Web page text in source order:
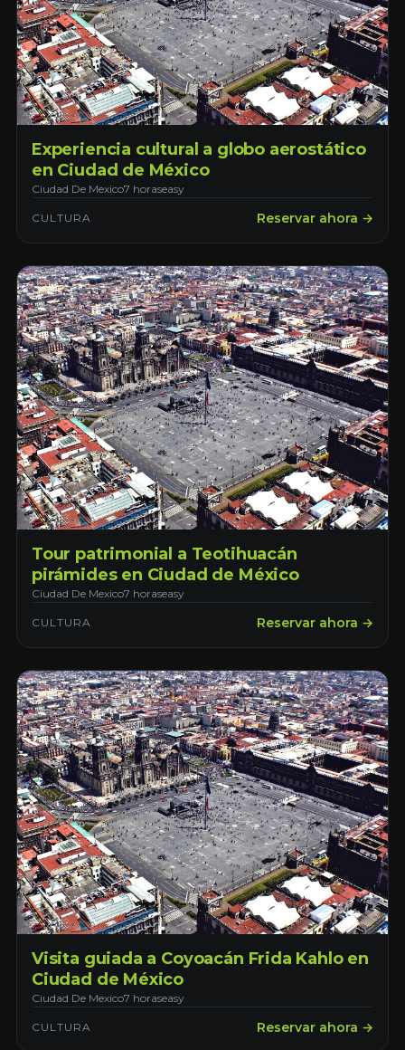
Experiencia cultural a globo aerostático
en Ciudad de México
Ciudad De Mexico7 horaseasy
CULTURA Reservar ahora →
Tour patrimonial a Teotihuacán
pirámides en Ciudad de México
Ciudad De Mexico7 horaseasy
CULTURA Reservar ahora →
Visita guiada a Coyoacán Frida Kahlo en
Ciudad de México
Ciudad De Mexico7 horaseasy
CULTURA Reservar ahora →